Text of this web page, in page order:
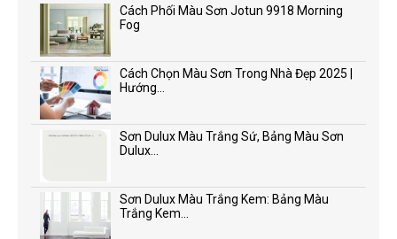
Cách Phối Màu Sơn Jotun 9918 Morning
Fog
Cách Chọn Màu Sơn Trong Nhà Đẹp 2025 |
Hướng...
Sơn Dulux Màu Trắng Sứ, Bảng Màu Sơn
Dulux...
Sơn Dulux Màu Trắng Kem: Bảng Màu
Trắng Kem...